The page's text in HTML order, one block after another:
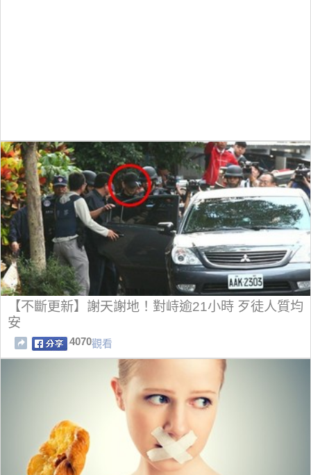
【不斷更新】謝天謝地！對峙逾21小時 歹徒人質均
安
4070觀看